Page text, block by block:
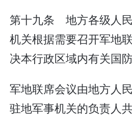
第十九条 地方各级人
机关根据需要召开军地
决本行政区域内有关国
军地联席会议由地方人
驻地军事机关的负责人